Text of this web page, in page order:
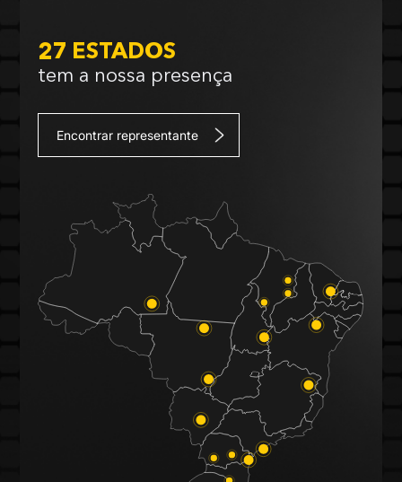
27 ESTADOS
tem a nossa presença
Encontrar representante